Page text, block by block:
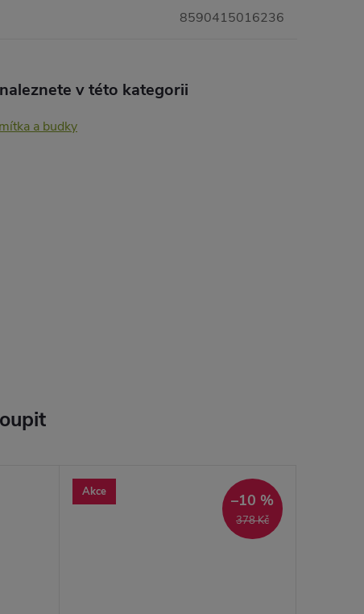
8590415016236
v této kategorii
a budky
Akce
378 Kč
–10 %